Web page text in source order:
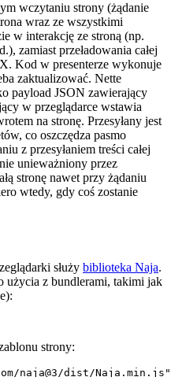
wczytaniu strony (żądanie
wraz ze wszystkimi
w interakcję ze stroną (np.
zamiast przeładowania całej
Kod w presenterze wykonuje
zaktualizować. Nette
payload JSON zawierający
w przeglądarce wstawia
na stronę. Przesyłany jest
co oszczędza pasmo
z przesyłaniem treści całej
unieważniony przez
stronę nawet przy żądaniu
wtedy, gdy coś zostanie
służy biblioteka Naja.
użycia z bundlerami, takimi jak
strony: